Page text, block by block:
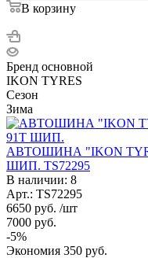
В корзину
Бренд основной
IKON TYRES
Сезон
Зима
АВТОШИНА "IKON
ШИП. TS72295
В наличии: 8
Арт.: TS72295
6650 руб. /шт
7000 руб.
-5%
Экономия 350 руб.